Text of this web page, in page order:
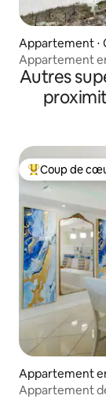
Appartement ⋅
Appartement
Shores 559 End
Autres
Coups de cœur
Coup de
Appartement
Appartement